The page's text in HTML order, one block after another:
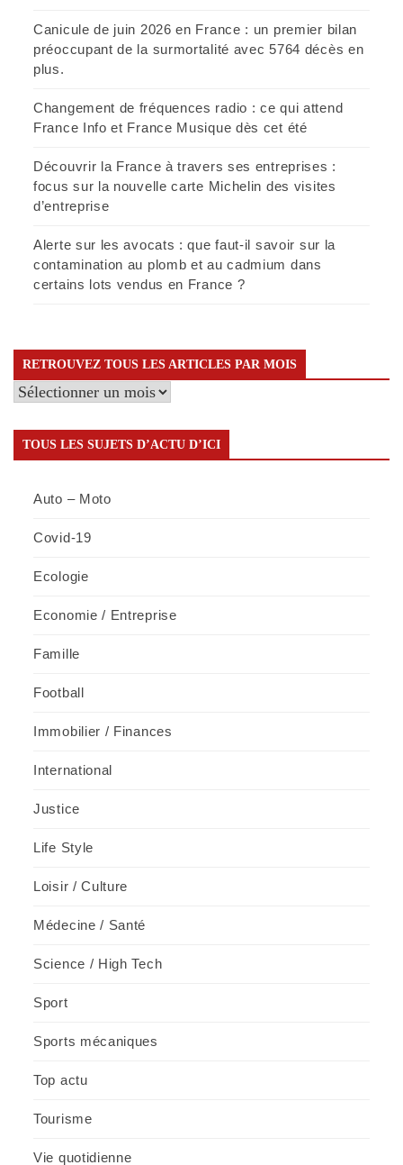
Canicule de juin 2026 en France : un premier bilan
préoccupant de la surmortalité avec 5764 décès en
plus.
Changement de fréquences radio : ce qui attend
France Info et France Musique dès cet été
Découvrir la France à travers ses entreprises :
focus sur la nouvelle carte Michelin des visites
d’entreprise
Alerte sur les avocats : que faut-il savoir sur la
contamination au plomb et au cadmium dans
certains lots vendus en France ?
RETROUVEZ TOUS LES ARTICLES PAR MOIS
Retrouvez
les
articles
TOUS LES SUJETS D’ACTU D’ICI
Auto – Moto
Covid-19
Ecologie
Economie / Entreprise
Famille
Football
Immobilier / Finances
International
Justice
Life Style
Loisir / Culture
Médecine / Santé
Science / High Tech
Sport
Sports mécaniques
Top actu
Tourisme
Vie quotidienne